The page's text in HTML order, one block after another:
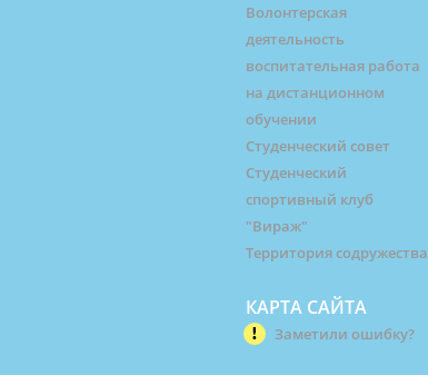
Волонтерская
деятельность
воспитательная работа
на дистанционном
обучении
Студенческий совет
Студенческий
спортивный клуб
"Вираж"
Территория содружества
КАРТА САЙТА
Заметили ошибку?